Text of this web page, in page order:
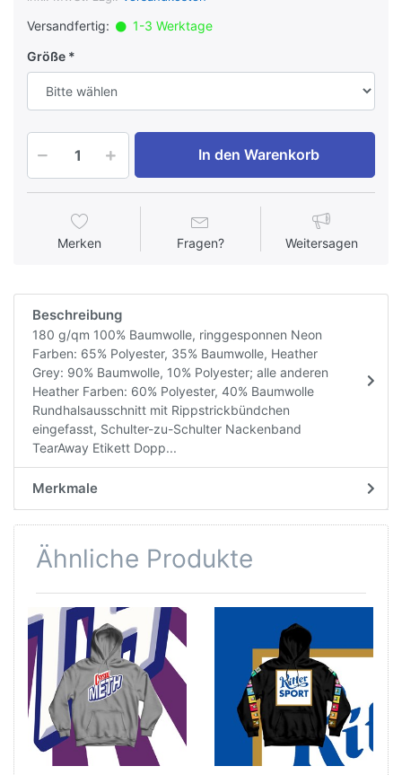
Versandfertig:
1-3 Werktage
Größe
In den Warenkorb
Merken Fragen? Weitersagen
Beschreibung
180 g/qm 100% Baumwolle, ringgesponnen Neon
Farben: 65% Polyester, 35% Baumwolle, Heather
Grey: 90% Baumwolle, 10% Polyester; alle anderen
Heather Farben: 60% Polyester, 40% Baumwolle
Rundhalsausschnitt mit Rippstrickbündchen
eingefasst, Schulter-zu-Schulter Nackenband
TearAway Etikett Dopp...
Merkmale
Ähnliche Produkte